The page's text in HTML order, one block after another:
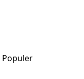
Populer